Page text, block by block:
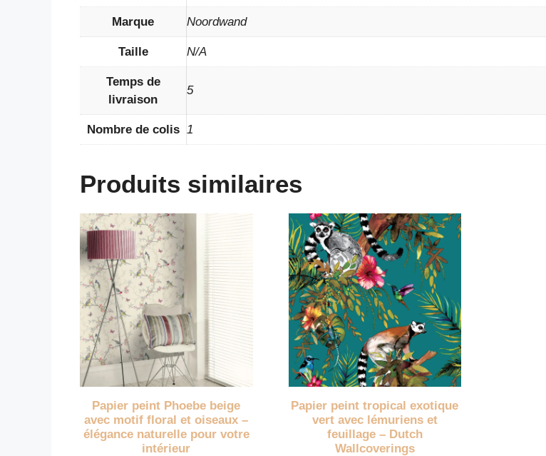
Marque Noordwand
Taille N/A
Temps de
livraison
5
Nombre de colis 1
Produits similaires
Papier peint Phoebe beige
avec motif floral et oiseaux –
élégance naturelle pour votre
intérieur
Papier peint tropical exotique
vert avec lémuriens et
feuillage – Dutch
Wallcoverings